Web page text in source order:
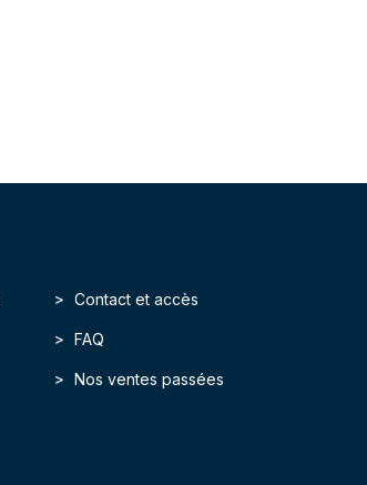
Contact et accès
FAQ
Nos ventes passées